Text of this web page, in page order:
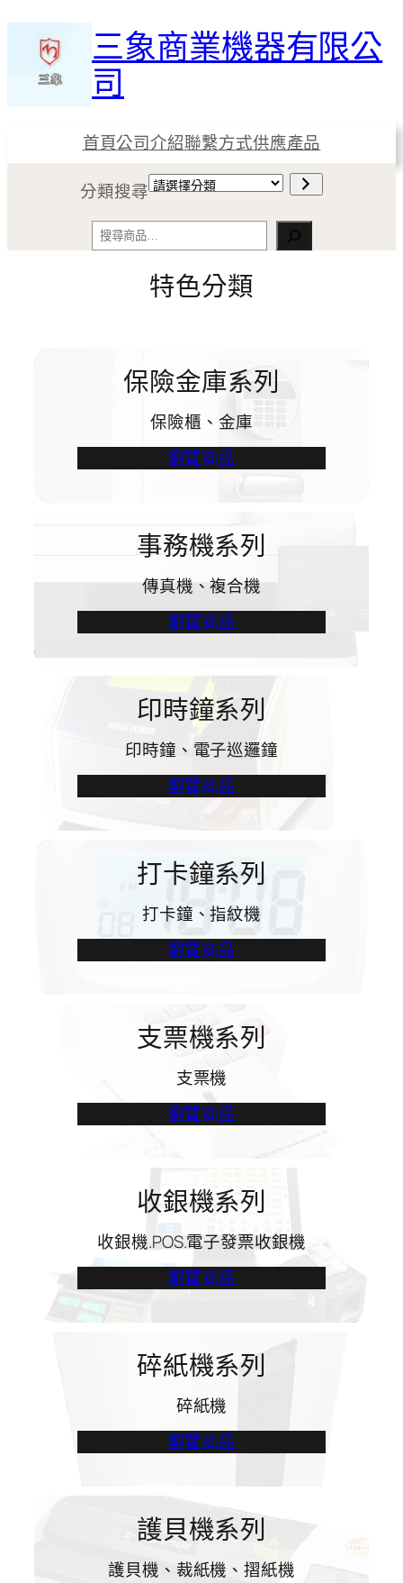
跳
三象商業機器有限公
司
首頁公司介紹聯繫方式供應產品
分類搜尋請
擇
分
類
搜
尋
特色分類
保險金庫系列
保險櫃、金庫
瀏覽商品
事務機系列
傳真機、複合機
瀏覽商品
印時鐘系列
印時鐘、電子巡邏鐘
瀏覽商品
打卡鐘系列
打卡鐘、指紋機
瀏覽商品
支票機系列
支票機
瀏覽商品
收銀機系列
收銀機.POS.電子發票收銀機
瀏覽商品
碎紙機系列
碎紙機
瀏覽商品
護貝機系列
護貝機、裁紙機、摺紙機